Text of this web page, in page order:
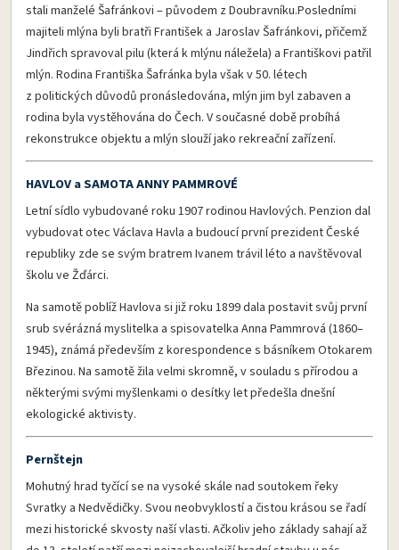
stali manželé Šafránkovi – původem z Doubravníku­.Posledními
majiteli mlýna byli bratři František a Jaroslav Šafránkovi, přičemž
Jindřich spravoval pilu (která k mlýnu náležela) a Františkovi patřil
mlýn. Rodina Františka Šafránka byla však v 50. létech
z politických důvodů pronásledována, mlýn jim byl zabaven a
rodina byla vystěhována do Čech. V současné době probíhá
rekonstrukce objektu a mlýn slouží jako rekreační zařízení.
HAVLOV a SAMOTA ANNY PAMMROVÉ
Letní sídlo vybudované roku 1907 rodinou Havlových. Penzion dal
vybudovat otec Václava Havla a budoucí první prezident České
republiky zde se svým bratrem Ivanem trávil léto a navštěvoval
školu ve Žďárci.
Na samotě poblíž Havlova si již roku 1899 dala postavit svůj první
srub svérázná myslitelka a spisovatelka Anna Pammrová (1860–
1945), známá především z korespondence s básníkem Otokarem
Březinou. Na samotě žila velmi skromně, v souladu s přírodou a
některými svými myšlenkami o desítky let předešla dnešní
ekologické aktivisty.
Pernštejn
Mohutný hrad tyčící se na vysoké skále nad soutokem řeky
Svratky a Nedvědičky. Svou neobvyklostí a čistou krásou se řadí
mezi historické skvosty naší vlasti. Ačkoliv jeho základy sahají až